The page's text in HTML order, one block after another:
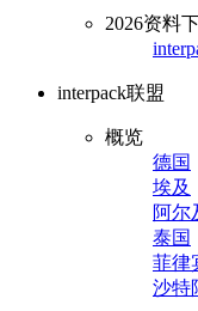
2026资料
interpack联盟
概览
德国
埃及
阿尔
泰国
菲律
沙特